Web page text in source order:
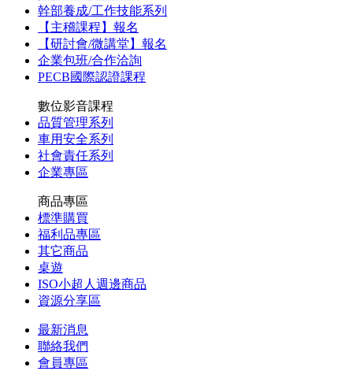
幹部養成/工作技能系列
【主稽課程】報名
【研討會/微講堂】報名
企業包班/合作洽詢
PECB國際認證課程
數位影音課程
品質管理系列
車用安全系列
社會責任系列
企業專區
商品專區
標準購買
福利品專區
其它商品
桌遊
ISO小超人週邊商品
資源分享區
最新消息
聯絡我們
會員專區